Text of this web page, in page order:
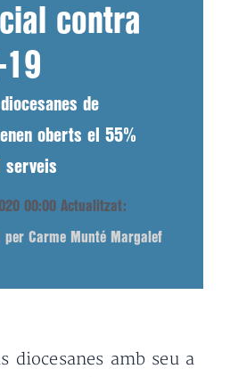
contra
19
de
oberts el 55%
serveis
00:00 Actualitzat:
per Carme Munté Margalef
diocesanes amb seu a